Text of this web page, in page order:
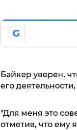
G
Байкер уверен,
его
"Для меня это
отметив, что ему